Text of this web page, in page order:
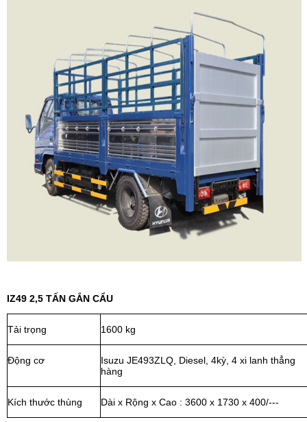
IZ49 2,5 TẤN GẮN CẨU
Tải trọng 1600 kg
Động cơ
Isuzu JE493ZLQ, Diesel, 4kỳ, 4 xi lanh thẳng
hàng
Kích thước thùng Dài x Rộng x Cao : 3600 x 1730 x 400/---